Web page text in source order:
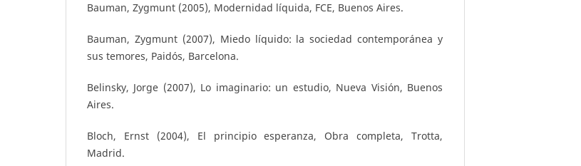
Bauman, Zygmunt (2005), Modernidad líquida, FCE, Buenos Aires.
Bauman, Zygmunt (2007), Miedo líquido: la sociedad contemporánea y
sus temores, Paidós, Barcelona.
Belinsky, Jorge (2007), Lo imaginario: un estudio, Nueva Visión, Buenos
Aires.
Bloch, Ernst (2004), El principio esperanza, Obra completa, Trotta,
Madrid.